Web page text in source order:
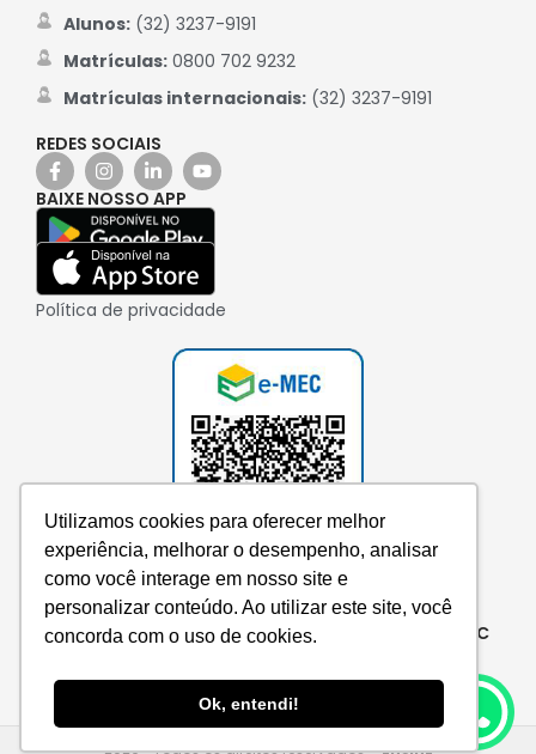
Utilizamos cookies para oferecer melhor
experiência, melhorar o desempenho, analisar
como você interage em nosso site e
personalizar conteúdo. Ao utilizar este site, você
concorda com o uso de cookies.
Ok, entendi!
Alunos:(32) 3237-9191
Matrículas:0800 702 9232
Matrículas internacionais:(32) 3237-9191
REDES SOCIAIS
BAIXE NOSSO APP
Política de privacidade
Consulte aqui o cadastro da instituição no e-MEC
2026 • Todos os direitos reservados –EnsinE